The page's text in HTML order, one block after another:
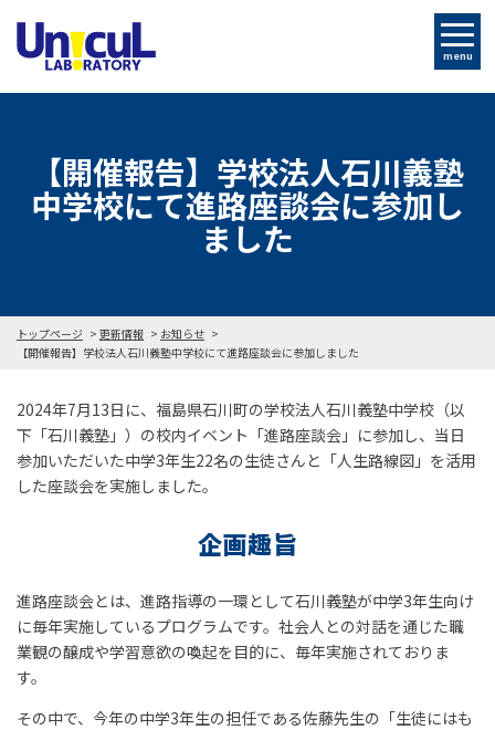
menu
【開催報告】学校法人石川義塾
中学校にて進路座談会に参加し
ました
トップページ 更新情報
お知らせ
【開催報告】学校法人石川義塾中学校にて進路座談会に参加しました
2024年7月13日に、福島県石川町の学校法人石川義塾中学校（以
下「石川義塾」）の校内イベント「進路座談会」に参加し、当日
参加いただいた中学3年生22名の生徒さんと「人生路線図」を活用
した座談会を実施しました。
企画趣旨
進路座談会とは、進路指導の一環として石川義塾が中学3年生向け
に毎年実施しているプログラムです。社会人との対話を通じた職
業観の醸成や学習意欲の喚起を目的に、毎年実施されておりま
す。
その中で、今年の中学3年生の担任である佐藤先生の「生徒にはも